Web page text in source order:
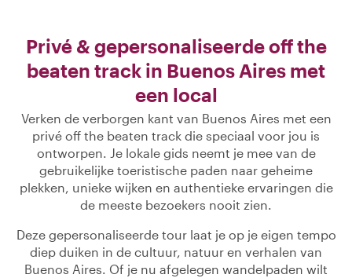
Privé & gepersonaliseerde off the
beaten track in Buenos Aires met
een local
Verken de verborgen kant van Buenos Aires met een
privé off the beaten track die speciaal voor jou is
ontworpen. Je lokale gids neemt je mee van de
gebruikelijke toeristische paden naar geheime
plekken, unieke wijken en authentieke ervaringen die
de meeste bezoekers nooit zien.
Deze gepersonaliseerde tour laat je op je eigen tempo
diep duiken in de cultuur, natuur en verhalen van
Buenos Aires. Of je nu afgelegen wandelpaden wilt